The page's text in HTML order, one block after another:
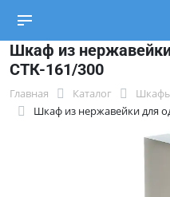
Шкаф из
СТК-161/300
Главная Каталог
Шкаф из нержавейки для